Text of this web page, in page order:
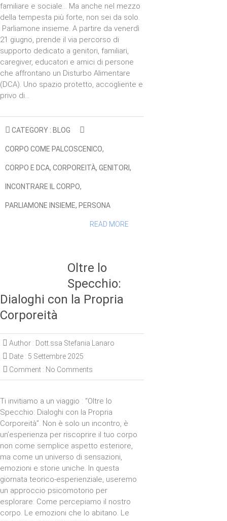
familiare e sociale… Ma anche nel mezzo
della tempesta più forte, non sei da solo.
Parliamone insieme. A partire da venerdì
21 giugno, prende il via percorso di
supporto dedicato a genitori, familiari,
caregiver, educatori e amici di persone
che affrontano un Disturbo Alimentare
(DCA). Uno spazio protetto, accogliente e
privo di…
CATEGORY : BLOG
CORPO COME PALCOSCENICO,
CORPO E DCA, CORPOREITÀ, GENITORI ,
INCONTRARE IL CORPO,
PARLIAMONE INSIEME, PERSONA
READ MORE
Oltre lo
Specchio:
Dialoghi con la Propria
Corporeità
Author : Dott.ssa Stefania Lanaro
Date : 5 Settembre 2025
Comment : No Comments
Ti invitiamo a un viaggio : “Oltre lo
Specchio: Dialoghi con la Propria
Corporeità”. Non è solo un incontro, è
un’esperienza per riscoprire il tuo corpo
non come semplice aspetto esteriore,
ma come un universo di sensazioni,
emozioni e storie uniche. In questa
giornata teorico-esperienziale, useremo
un approccio psicomotorio per
esplorare: Come percepiamo il nostro
corpo. Le emozioni che lo abitano. Le